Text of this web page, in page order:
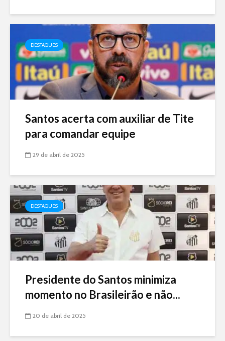
DESTAQUES
Santos acerta com auxiliar de Tite
para comandar equipe
29 de abril de 2025
DESTAQUES
Presidente do Santos minimiza
momento no Brasileirão e não...
20 de abril de 2025